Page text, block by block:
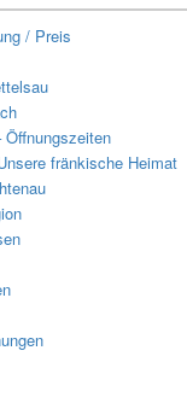
/ Preis
Öffnungszeiten
fränkische Heimat